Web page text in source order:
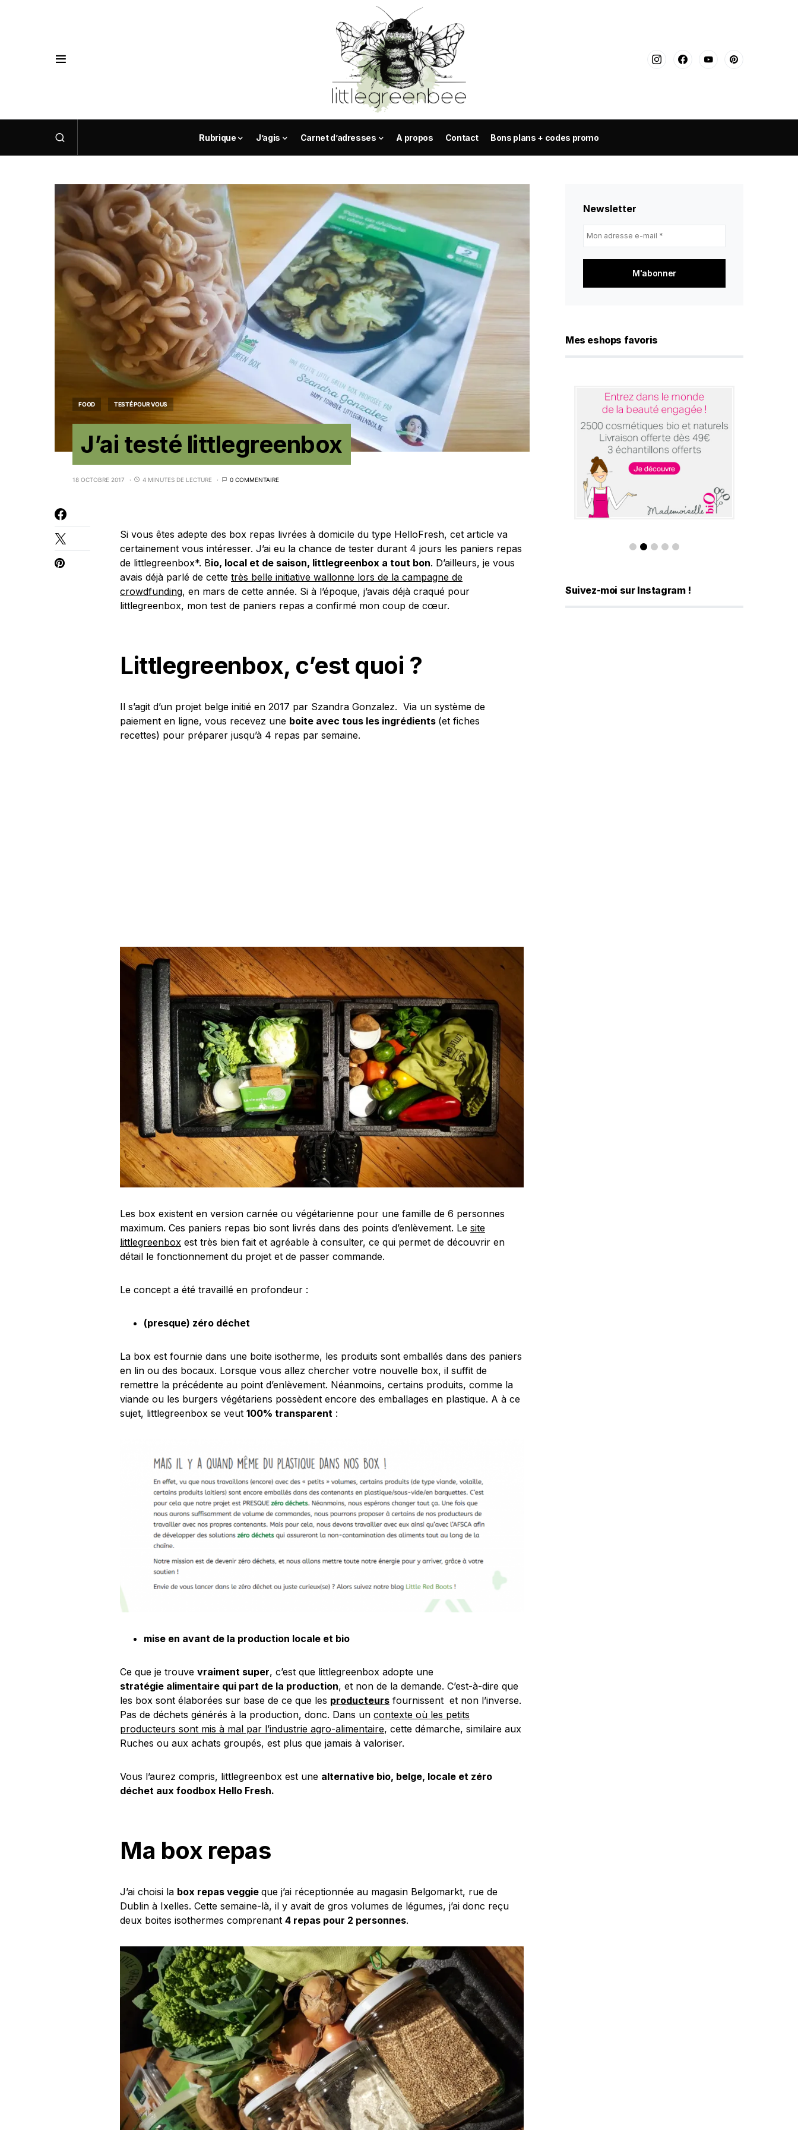
Rubrique J’agis Carnet d’adresses A propos Contact Bons plans + codes promo
FOOD TESTÉ POUR VOUS
J’ai testé littlegreenbox
18 OCTOBRE 2017 4 MINUTES DE LECTURE 0 COMMENTAIRE
Si vous êtes adepte des box repas livrées à domicile du type HelloFresh, cet article va
certainement vous intéresser. J’ai eu la chance de tester durant 4 jours les paniers repas
de littlegreenbox*. Bio, local et de saison, littlegreenbox a tout bon. D’ailleurs, je vous
avais déjà parlé de cette très belle initiative wallonne lors de la campagne de
crowdfunding, en mars de cette année. Si à l’époque, j’avais déjà craqué pour
littlegreenbox, mon test de paniers repas a confirmé mon coup de cœur.
Littlegreenbox, c’est quoi ?
Il s’agit d’un projet belge initié en 2017 par Szandra Gonzalez. Via un système de
paiement en ligne, vous recevez une boite avec tous les ingrédients (et fiches
recettes) pour préparer jusqu’à 4 repas par semaine.
Les box existent en version carnée ou végétarienne pour une famille de 6 personnes
maximum. Ces paniers repas bio sont livrés dans des points d’enlèvement. Le site
littlegreenbox est très bien fait et agréable à consulter, ce qui permet de découvrir en
détail le fonctionnement du projet et de passer commande.
Le concept a été travaillé en profondeur :
(presque) zéro déchet
La box est fournie dans une boite isotherme, les produits sont emballés dans des paniers
en lin ou des bocaux. Lorsque vous allez chercher votre nouvelle box, il suffit de
remettre la précédente au point d’enlèvement. Néanmoins, certains produits, comme la
viande ou les burgers végétariens possèdent encore des emballages en plastique. A à ce
sujet, littlegreenbox se veut 100% transparent :
mise en avant de la production locale et bio
Ce que je trouve vraiment super, c’est que littlegreenbox adopte une
stratégie alimentaire qui part de la production, et non de la demande. C’est-à-dire que
les box sont élaborées sur base de ce que les producteurs fournissent et non l’inverse.
Pas de déchets générés à la production, donc. Dans un contexte où les petits
producteurs sont mis à mal par l’industrie agro-alimentaire, cette démarche, similaire aux
Ruches ou aux achats groupés, est plus que jamais à valoriser.
Vous l’aurez compris, littlegreenbox est une alternative bio, belge, locale et zéro
déchet aux foodbox Hello Fresh.
Ma box repas
J’ai choisi la box repas veggie que j’ai réceptionnée au magasin Belgomarkt, rue de
Dublin à Ixelles. Cette semaine-là, il y avait de gros volumes de légumes, j’ai donc reçu
deux boites isothermes comprenant 4 repas pour 2 personnes.
Newsletter
Mes eshops favoris
Suivez-moi sur Instagram !